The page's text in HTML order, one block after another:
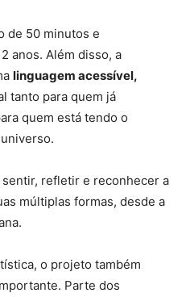
de 50 minutos e
anos. Além disso, a
linguagem acessível,
tanto para quem já
quem está tendo o
sentir, refletir e reconhecer a
múltiplas formas, desde a
o projeto também
Parte dos